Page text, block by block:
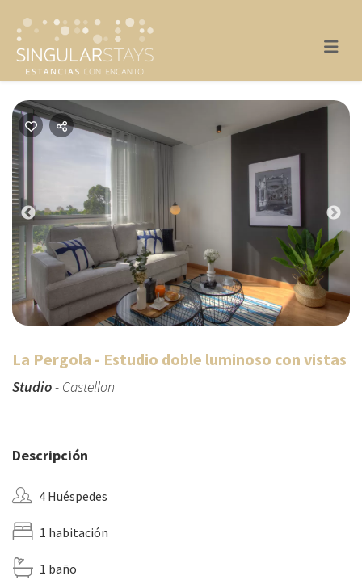
Previous
La Pergola - Estudio doble luminoso con vistas
Studio- Castellon
Descripción
4 Huéspedes
1 habitación
1 baño